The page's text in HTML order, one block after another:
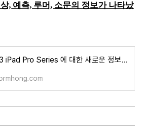
, 예측, 루머, 소문의 정보가 나타났
M3 iPad Pro Series 에 대한 새로운 정보와 OLED 업그레이드 관련 예상, 예측, 루머, 소문의 정보가 나타